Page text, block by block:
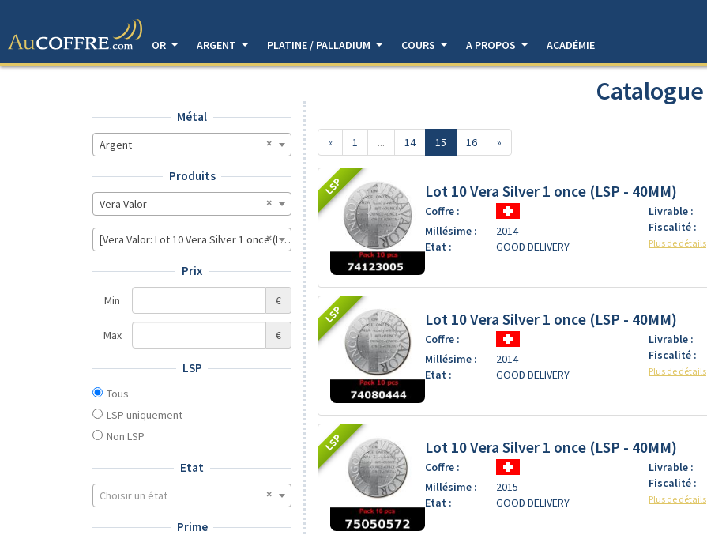
OR
ARGENT PLATINE / PALLADIUM COURS A PROPOS ACADÉMIE
Métal
Argent
Produits
Vera Valor
[Vera Valor: Lot 10 Vera Silver 1 once (LSP - 40MM), Lot 10 Vera Silver 1 once (LSP)]
Prix
Min €
Max €
LSP
Tous
LSP uniquement
Non LSP
Etat
Choisir un état
Prime
Catalogue
« 1 ... 14 15 16 »
LSP Lot 10 Vera Silver 1 once (LSP - 40MM)
Coffre :
Millésime :
2014
Etat :
GOOD DELIVERY
Livrable :
Fiscalité :
Plus de détails
LSP Lot 10 Vera Silver 1 once (LSP - 40MM)
Coffre :
Millésime :
2014
Etat :
GOOD DELIVERY
Livrable :
Fiscalité :
Plus de détails
LSP Lot 10 Vera Silver 1 once (LSP - 40MM)
Coffre :
Millésime :
2015
Etat :
GOOD DELIVERY
Livrable :
Fiscalité :
Plus de détails